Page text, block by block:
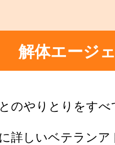
解体エージ
のやりとりをすべ
詳しいベテラン